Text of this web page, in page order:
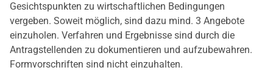
Gesichtspunkten zu wirtschaftlichen Bedingungen
vergeben. Soweit möglich, sind dazu mind. 3 Angebote
einzuholen. Verfahren und Ergebnisse sind durch die
Antragstellenden zu dokumentieren und aufzubewahren.
Formvorschriften sind nicht einzuhalten.